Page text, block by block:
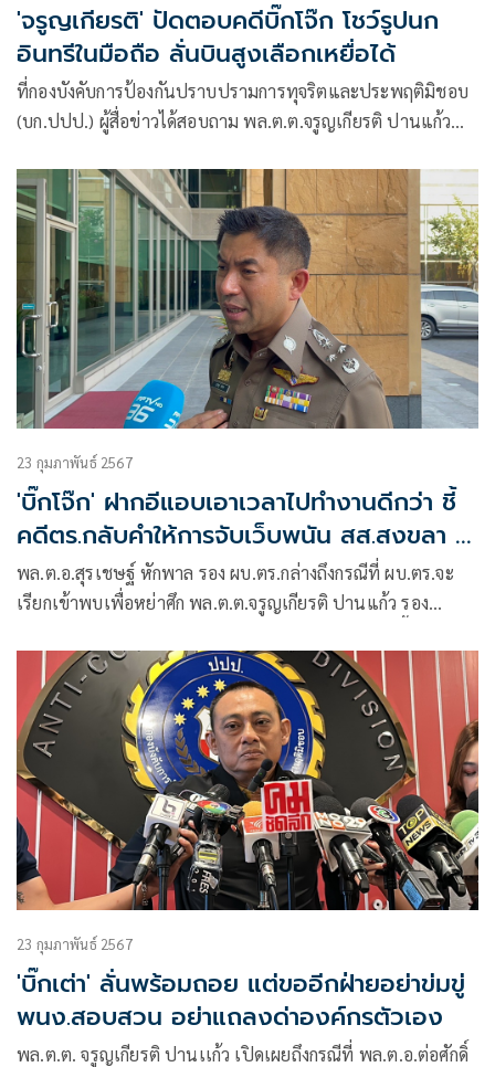
'จรูญเกียรติ' ปัดตอบคดีบิ๊กโจ๊ก โชว์รูปนก
อินทรีในมือถือ ลั่นบินสูงเลือกเหยื่อได้
ที่กองบังคับการป้องกันปราบปรามการทุจริตและประพฤติมิชอบ
(บก.ปปป.) ผู้สื่อข่าวได้สอบถาม พล.ต.ต.จรูญเกียรติ ปานแก้ว
ประชาชนต้านคอร์รัปชั่น หรือ คปต. เข้าแจ้งความให้ดำเนินคดี
กับ พล.ต.อ.สุรเชษฐ์ หักพาล
23 กุมภาพันธ์ 2567
'บิ๊กโจ๊ก' ฝากอีแอบเอาเวลาไปทำงานดีกว่า ชี้
คดีตร.กลับคำให้การจับเว็บพนัน สส.สงขลา ก็
เงียบหาย
พล.ต.อ.สุรเชษฐ์ หักพาล รอง ผบ.ตร.กล่างถึงกรณีที่ ผบ.ตร.จะ
เรียกเข้าพบเพื่อหย่าศึก พล.ต.ต.จรูญเกียรติ ปานแก้ว รอง
คำสั่งจากผู้บัญชาการตำรวจแห่งชาติให้ตนเข้าไปพบ ตามที่มี
กระแสข่าวแต่ยืนยันว่าหากเรียกมาจริง ก็จะไม่ขัดคำสั่งผู้บังคับ
บัญชา
23 กุมภาพันธ์ 2567
'บิ๊กเต่า' ลั่นพร้อมถอย แต่ขออีกฝ่ายอย่าข่มขู่
พนง.สอบสวน อย่าแถลงด่าองค์กรตัวเอง
พล.ต.ต. จรูญเกียรติ ปานเเก้ว เปิดเผยถึงกรณีที่ พล.ต.อ.ต่อศักดิ์